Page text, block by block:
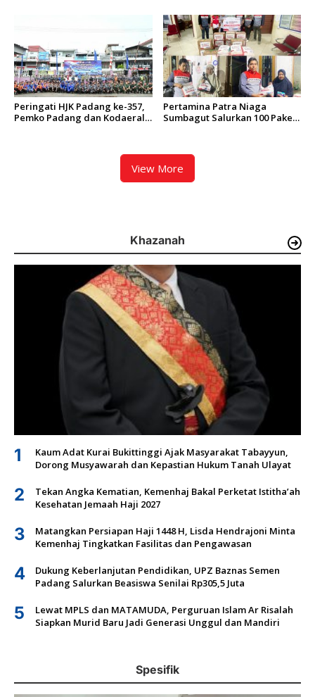
Peringati HJK Padang ke-357,
Pemko Padang dan Kodaeral
Pertamina Patra Niaga
Sumbagut Salurkan 100 Paket
View More
Khazanah
1
Kaum Adat Kurai Bukittinggi Ajak Masyarakat Tabayyun,
Dorong Musyawarah dan Kepastian Hukum Tanah Ulayat
2
Tekan Angka Kematian, Kemenhaj Bakal Perketat Istitha’ah
Kesehatan Jemaah Haji 2027
3
Matangkan Persiapan Haji 1448 H, Lisda Hendrajoni Minta
Kemenhaj Tingkatkan Fasilitas dan Pengawasan
4
Dukung Keberlanjutan Pendidikan, UPZ Baznas Semen
Padang Salurkan Beasiswa Senilai Rp305,5 Juta
5
Lewat MPLS dan MATAMUDA, Perguruan Islam Ar Risalah
Siapkan Murid Baru Jadi Generasi Unggul dan Mandiri
Spesifik